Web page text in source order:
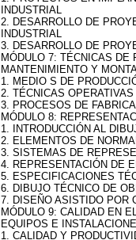
INDUSTRIAL
2. DESARROLLO DE
INDUSTRIAL
3. DESARROLLO DE
MÓDULO 7: TÉCNICAS DE
MANTENIMIENTO Y
1. MEDIO S DE
2. TÉCNICAS OPERATIVAS
3. PROCESOS DE
MÓDULO 8:
1. INTRODUCCIÓN AL
2. ELEMENTOS DE
3. SISTEMAS DE
4. REPRESENTACIÓN DE
5. ESPECIFICACIONES
6. DIBUJO TÉCNICO DE
7. DISEÑO ASISTIDO POR
MÓDULO 9: CALIDAD EN
EQUIPOS E
1. CALIDAD Y